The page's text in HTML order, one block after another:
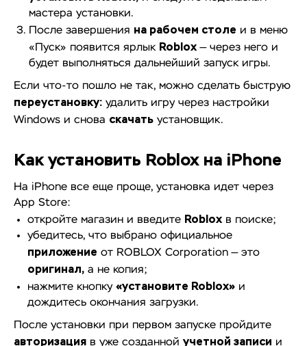
мастера установки.
После завершения на рабочем столе и в меню
«Пуск» появится ярлык Roblox— через него и
будет выполняться дальнейший запуск игры.
Если что-то пошло не так, можно сделать быструю
переустановку: удалить игру через настройки
Windows и снова скачать установщик.
Как установить Roblox на iPhone
На iPhone все еще проще, установка идет через
App Store:
откройте магазин и введите Robloxв поиске;
убедитесь, что выбрано официальное
приложение от ROBLOX Corporation — это
оригинал, а не копия;
нажмите кнопку «установите Roblox» и
дождитесь окончания загрузки.
После установки при первом запуске пройдите
авторизация в уже созданнойучетной записи и